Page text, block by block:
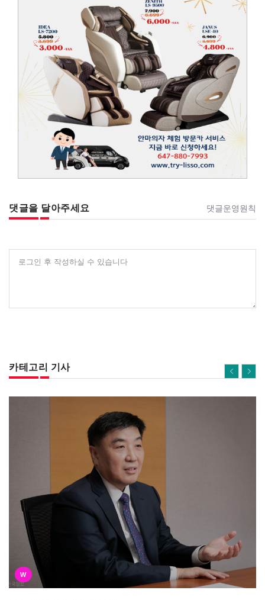
댓글을 달아주세요 댓글운영원칙
로그인 후 작성하실 수 있습니다
카테고리 기사
W